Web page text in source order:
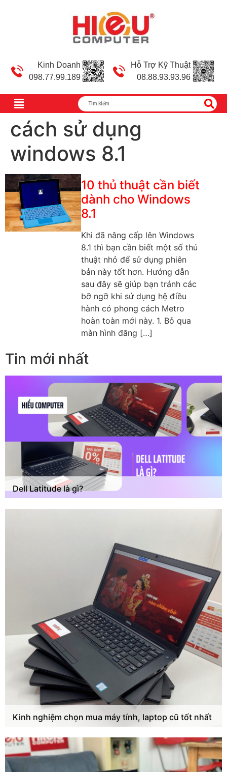
Kinh Doanh
098.77.99.189
Hỗ Trợ Kỹ Thuật
08.88.93.93.96
cách sử dụng
windows 8.1
10 thủ thuật cần biết
dành cho Windows
8.1
Khi đã nâng cấp lên Windows
8.1 thì bạn cần biết một số thủ
thuật nhỏ để sử dụng phiên
bản này tốt hơn. Hướng dẫn
sau đây sẽ giúp bạn tránh các
bỡ ngỡ khi sử dụng hệ điều
hành có phong cách Metro
hoàn toàn mới này. 1. Bỏ qua
màn hình đăng […]
Tin mới nhất
Dell Latitude là gì?
Kinh nghiệm chọn mua máy tính, laptop cũ tốt nhất